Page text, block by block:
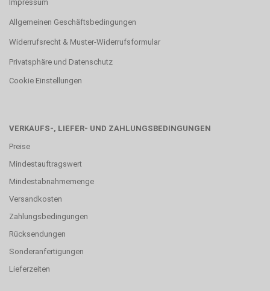
Impressum
Allgemeinen Geschäftsbedingungen
Widerrufsrecht & Muster-Widerrufsformular
Privatsphäre und Datenschutz
Cookie Einstellungen
VERKAUFS-, LIEFER- UND ZAHLUNGSBEDINGUNGEN
Preise
Mindestauftragswert
Mindestabnahmemenge
Versandkosten
Zahlungsbedingungen
Rücksendungen
Sonderanfertigungen
Lieferzeiten